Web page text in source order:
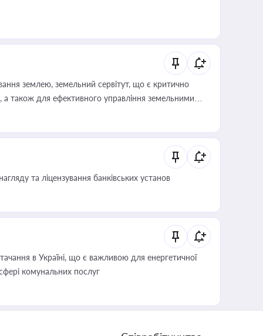
землею, земельний сервітут, що є критично
також для ефективного управління земельними
та ліцензування банківських установ
в Україні, що є важливою для енергетичної
комунальних послуг